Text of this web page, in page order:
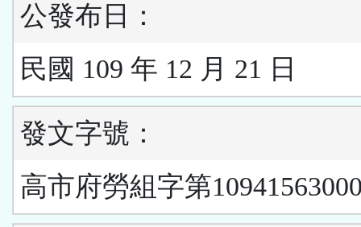
公發布日：
民國 109 年 12 月 21 日
發文字號：
高市府勞組字第